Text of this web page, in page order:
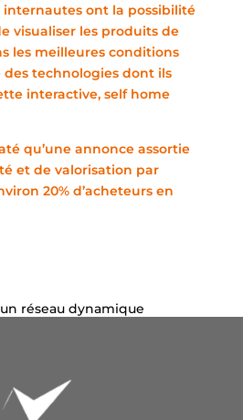
internautes ont la possibilité
visualiser les produits de
les meilleures conditions
des technologies dont ils
interactive, self home
qu’une annonce assortie
et de valorisation par
20% d’acheteurs en
réseau dynamique